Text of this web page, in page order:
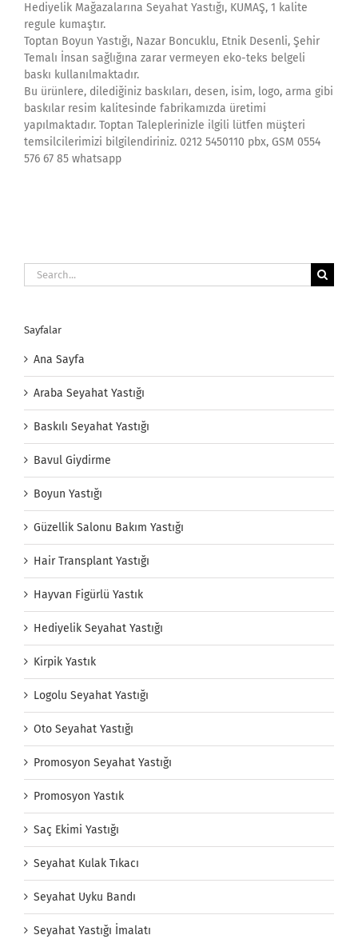
Hediyelik Mağazalarına Seyahat Yastığı, KUMAŞ, 1 kalite
regule kumaştır.
Toptan Boyun Yastığı, Nazar Boncuklu, Etnik Desenli, Şehir
Temalı İnsan sağlığına zarar vermeyen eko-teks belgeli
baskı kullanılmaktadır.
Bu ürünlere, dilediğiniz baskıları, desen, isim, logo, arma gibi
baskılar resim kalitesinde fabrikamızda üretimi
yapılmaktadır. Toptan Taleplerinizle ilgili lütfen müşteri
temsilcilerimizi bilgilendiriniz. 0212 5450110 pbx, GSM 0554
576 67 85 whatsapp
Search
for:
Sayfalar
Ana Sayfa
Araba Seyahat Yastığı
Baskılı Seyahat Yastığı
Bavul Giydirme
Boyun Yastığı
Güzellik Salonu Bakım Yastığı
Hair Transplant Yastığı
Hayvan Figürlü Yastık
Hediyelik Seyahat Yastığı
Kirpik Yastık
Logolu Seyahat Yastığı
Oto Seyahat Yastığı
Promosyon Seyahat Yastığı
Promosyon Yastık
Saç Ekimi Yastığı
Seyahat Kulak Tıkacı
Seyahat Uyku Bandı
Seyahat Yastığı İmalatı